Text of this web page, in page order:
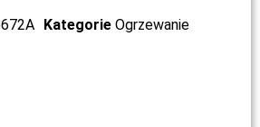
Kategorie Ogrzewanie